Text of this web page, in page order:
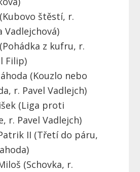
štěstí, r.
Vadlejchová)
z kufru, r.
Filip)
(Kouzlo nebo
r. Pavel Vadlejch)
(Liga proti
r. Pavel Vadlejch)
II (Třetí do páru,
(Schovka, r.